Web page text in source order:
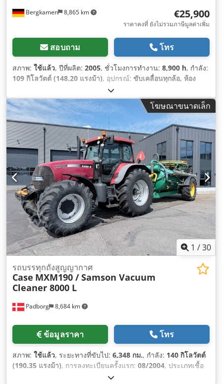
Bergkamen 8,865 km €25,900
ราคาคงที่ ยังไม่รวมภาษีมูลค่าเพิ่ม
สอบถาม โทร
สภาพ: ใช้แล้ว, ปีที่ผลิต: 2005, ชั่วโมงการทำงาน: 8,900 h, กำลัง:
109 กิโลวัตต์ (148.20 แรงม้า), อุปกรณ์: ขับเคลื่อนทุกล้อ, ห้อง
โดยสาร, เครื่องปรับอากาศ, เอบีเอส
โฆษณาขนาดเล็ก
1 /30
Padborg 8,684 km
รถบรรทุกถังสูญญากาศ
Case MXM190 / Samson Vacuum
Cleaner 8000 L
ข้อมูลราคา โทร
สภาพ: ใช้แล้ว, ระยะทางที่ขับไป: 6,348 กม., กำลัง: 140 กิโลวัตต์
(190.35 แรงม้า), การลงทะเบียนครั้งแรก: 08/2004, ประเภทเชื้อ